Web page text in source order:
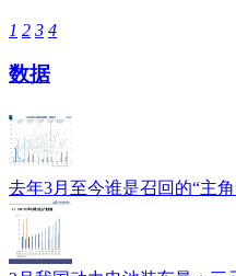
1 2 3 4
数据
去年3月至今谁是召回的“主